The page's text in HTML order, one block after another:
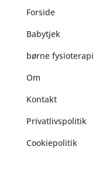
Forside
Babytjek
børne fysioterapi
Om
Kontakt
Privatlivspolitik
Cookiepolitik